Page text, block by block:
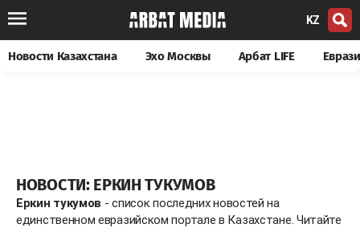
KZ
Новости Казахстана Эхо Москвы Арбат LIFE
НОВОСТИ: ЕРКИН ТУКУМОВ
Еркин тукумов - список последних новостей на
единственном евразийском портале в Казахстане. Читайте